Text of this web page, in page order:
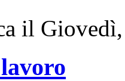
il